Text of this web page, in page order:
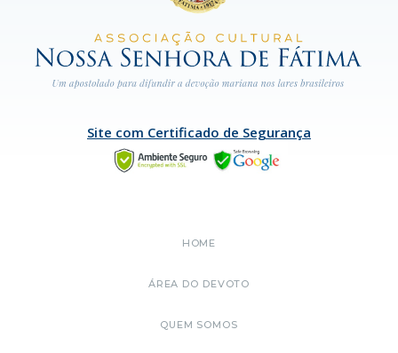
Site com Certificado de Segurança
HOME
ÁREA DO DEVOTO
QUEM SOMOS